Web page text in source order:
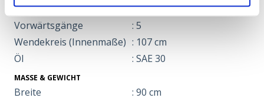
Seitlicher Auswurf
: Ja
Vorwärtsgänge
: 5
Wendekreis (Innenmaße) : 107 cm
Öl
: SAE 30
MASSE & GEWICHT
Breite
: 90 cm